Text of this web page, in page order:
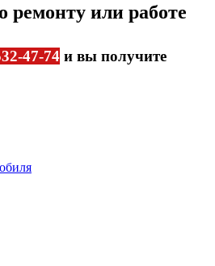
ремонту или работе
47-74 и вы получите